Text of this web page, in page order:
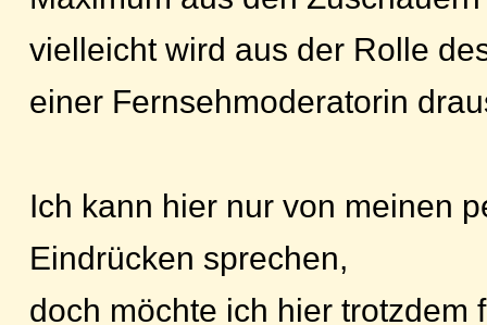
vielleicht wird aus der Rolle
einer Fernsehmoderatorin
Ich kann hier nur von meinen
Eindrücken sprechen,
doch möchte ich hier trotzdem